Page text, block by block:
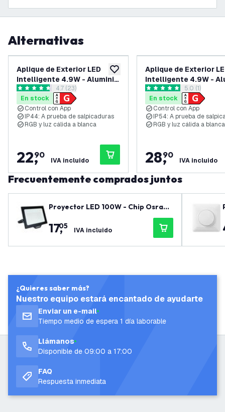
Alternativas
añadir a lista de deseos
Aplique de Exterior LED
Intelligente 4.9W - Aluminio
- Doble Cara - Negro - RGB +
CCT - IP54
abrir el panel de reseñas
4.7 estrellas de puntuación
4.7 (23)
En stock
Control con App
IP44: A prueba de salpicaduras
RGB y luz cálida a blanca
22,
90
IVA incluido
Aplique de Exterior
Intelligente 4.9W -
- Doble Cara - Negro -
CCT - IP54
abrir el panel
5 estrellas de puntuación
5.0 (1)
En stock
Control con App
IP54: A prueba de
RGB y luz cálida a blanca
28,
90
IVA incluido
Frecuentemente comprados juntos
Proyector LED 100W - Chip Osram
17,
05 IVA incluido
¿Quieres saber más?
Nuestro equipo estará encantado de ayudarte
Enviar un e-mail
Tiempo medio de espera 1 día laborable
Llámanos
Disponible de 09:00 a 17:00
FAQ
Respuesta inmediata